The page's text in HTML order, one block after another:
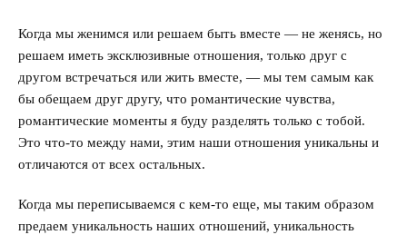
Когда мы женимся или решаем быть вместе — не женясь, но
решаем иметь эксклюзивные отношения, только друг с
другом встречаться или жить вместе, — мы тем самым как
бы обещаем друг другу, что романтические чувства,
романтические моменты я буду разделять только с тобой.
Это что-то между нами, этим наши отношения уникальны и
отличаются от всех остальных.
Когда мы переписываемся с кем-то еще, мы таким образом
предаем уникальность наших отношений, уникальность